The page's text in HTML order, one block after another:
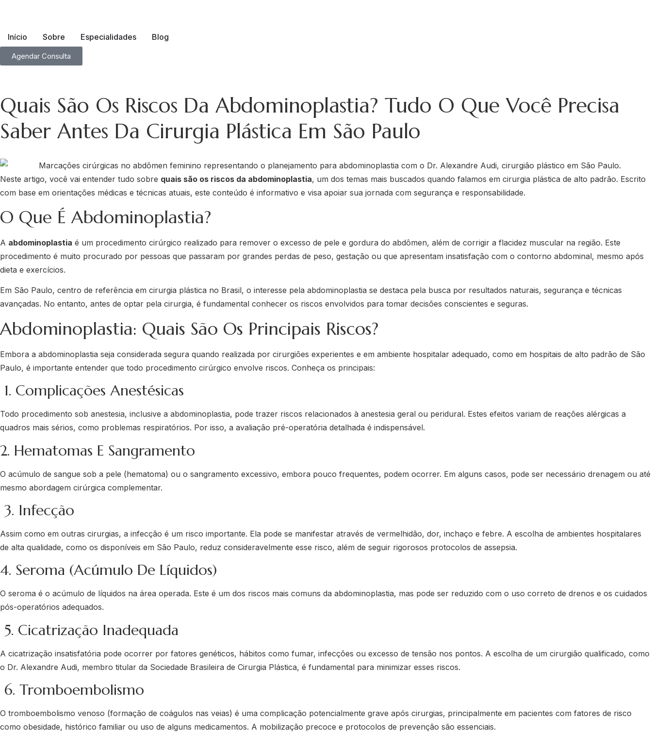
Início Sobre Especialidades Blog
Agendar Consulta
Quais São Os Riscos Da Abdominoplastia? Tudo O Que Você Precisa
Saber Antes Da Cirurgia Plástica Em São Paulo
Neste artigo, você vai entender tudo sobre quais são os riscos da abdominoplastia, um dos temas mais buscados quando falamos em cirurgia plástica de alto padrão. Escrito
com base em orientações médicas e técnicas atuais, este conteúdo é informativo e visa apoiar sua jornada com segurança e responsabilidade.
O Que É Abdominoplastia?
A abdominoplastia é um procedimento cirúrgico realizado para remover o excesso de pele e gordura do abdômen, além de corrigir a flacidez muscular na região. Este
procedimento é muito procurado por pessoas que passaram por grandes perdas de peso, gestação ou que apresentam insatisfação com o contorno abdominal, mesmo após
dieta e exercícios.
Em São Paulo, centro de referência em cirurgia plástica no Brasil, o interesse pela abdominoplastia se destaca pela busca por resultados naturais, segurança e técnicas
avançadas. No entanto, antes de optar pela cirurgia, é fundamental conhecer os riscos envolvidos para tomar decisões conscientes e seguras.
Abdominoplastia: Quais São Os Principais Riscos?
Embora a abdominoplastia seja considerada segura quando realizada por cirurgiões experientes e em ambiente hospitalar adequado, como em hospitais de alto padrão de São
Paulo, é importante entender que todo procedimento cirúrgico envolve riscos. Conheça os principais:
1. Complicações Anestésicas
Todo procedimento sob anestesia, inclusive a abdominoplastia, pode trazer riscos relacionados à anestesia geral ou peridural. Estes efeitos variam de reações alérgicas a
quadros mais sérios, como problemas respiratórios. Por isso, a avaliação pré-operatória detalhada é indispensável.
2. Hematomas E Sangramento
O acúmulo de sangue sob a pele (hematoma) ou o sangramento excessivo, embora pouco frequentes, podem ocorrer. Em alguns casos, pode ser necessário drenagem ou até
mesmo abordagem cirúrgica complementar.
3. Infecção
Assim como em outras cirurgias, a infecção é um risco importante. Ela pode se manifestar através de vermelhidão, dor, inchaço e febre. A escolha de ambientes hospitalares
de alta qualidade, como os disponíveis em São Paulo, reduz consideravelmente esse risco, além de seguir rigorosos protocolos de assepsia.
4. Seroma (acúmulo De Líquidos)
O seroma é o acúmulo de líquidos na área operada. Este é um dos riscos mais comuns da abdominoplastia, mas pode ser reduzido com o uso correto de drenos e os cuidados
pós-operatórios adequados.
5. Cicatrização Inadequada
A cicatrização insatisfatória pode ocorrer por fatores genéticos, hábitos como fumar, infecções ou excesso de tensão nos pontos. A escolha de um cirurgião qualificado, como
o Dr. Alexandre Audi, membro titular da Sociedade Brasileira de Cirurgia Plástica, é fundamental para minimizar esses riscos.
6. Tromboembolismo
O tromboembolismo venoso (formação de coágulos nas veias) é uma complicação potencialmente grave após cirurgias, principalmente em pacientes com fatores de risco
como obesidade, histórico familiar ou uso de alguns medicamentos. A mobilização precoce e protocolos de prevenção são essenciais.